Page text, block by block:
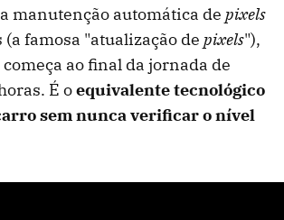
manutenção automática de pixels
(a famosa "atualização de pixels"),
ao final da jornada de
É oequivalente tecnológico
sem nunca verificar o nível